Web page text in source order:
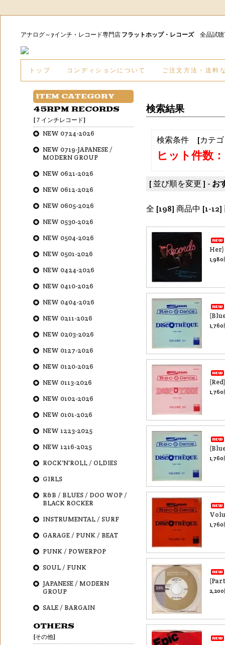
アナログ～7インチ・レコード専門店 フラットホップ・レコーズ全品試
トップ コンディションについて ご注文方法・送料
検索結果
検索条件 [カテゴ
ヒット件数
[ 並び順を変更 ] - お
全 [198] 商品中 [1-
Her)
1,980
1,760
(Red)
1,760
1,760
1,760
ITEM CATEGORY
45RPM RECORDS
[７インチレコード]
NEW 0724-2026
NEW 0719-JAPANESE /
MODERN GROUP
NEW 0621-2026
NEW 0612-2026
NEW 0605-2026
NEW 0530-2026
NEW 0504-2026
NEW 0501-2026
NEW 0424-2026
NEW 0410-2026
NEW 0404-2026
NEW 0211-2026
NEW 0203-2026
NEW 0127-2026
NEW 0120-2026
NEW 0113-2026
NEW 0102-2026
NEW 0101-2026
NEW 1223-2025
NEW 1216-2025
ROCK'N'ROLL / OLDIES
GIRLS
R&B / BLUES / DOO WOP /
BLACK ROCKER
INSTRUMENTAL / SURF
GARAGE / PUNK / BEAT
PUNK / POWERPOP
SOUL / FUNK
JAPANESE / MODERN
GROUP
SALE / BARGAIN
OTHERS
[その他]